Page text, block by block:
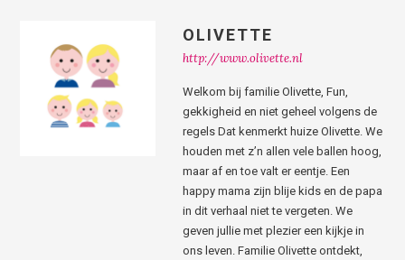
OLIVETTE
http://www.olivette.nl
Welkom bij familie Olivette, Fun,
gekkigheid en niet geheel volgens de
regels Dat kenmerkt huize Olivette. We
houden met z’n allen vele ballen hoog,
maar af en toe valt er eentje. Een
happy mama zijn blije kids en de papa
in dit verhaal niet te vergeten. We
geven jullie met plezier een kijkje in
ons leven. Familie Olivette ontdekt,